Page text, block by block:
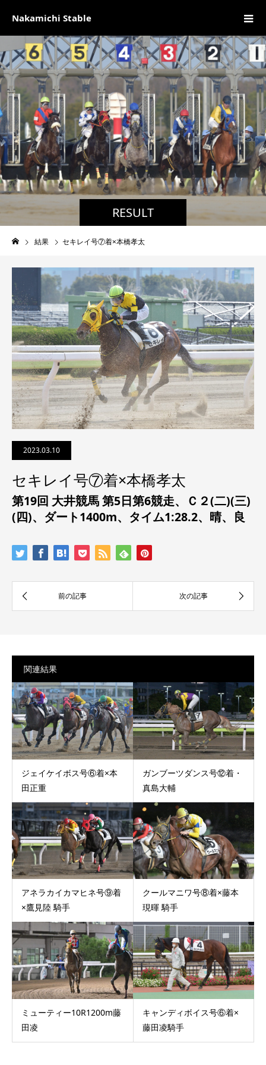
Nakamichi Stable
RESULT
結果 セキレイ号⑦着×本橋孝太
2023.03.10
セキレイ号⑦着×本橋孝太
第19回 大井競馬 第5日第6競走、
Ｃ２(二)(三)
(四)、 ダート1400m、タイム1:28.2、晴、良
関連結果
ジェイケイボス号⑥着×本
田正重
ガンブーツダンス号⑫着・
真島大輔
アネラカイカマヒネ号⑨着
×鷹見陸 騎手
クールマニワ号⑧着×藤本
現暉 騎手
ミューティー10R1200m藤
田凌
キャンディボイス号⑥着×
藤田凌騎手